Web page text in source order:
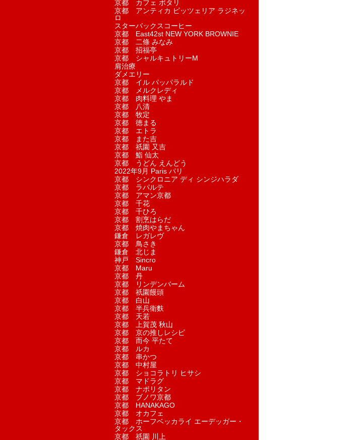
京都 カフェ ポタリ
京都 アンティカ ピッツェリア ラジネッ
ロ
スターバックスコーヒー
京都 East42st NEW YORK BROWNIE
京都 二條 みなみ
京都 招福亭
京都 シャルキュトリーM
肩治療
ダメエリー
京都 イル パッパラルド
京都 メルクレディ
京都 肉料理 やま
京都 八清
京都 牧定
京都 徳まる
京都 エトラ
京都 また吉
京都 祇園 又吉
京都 鮨 仙太
京都 うどん えんどう
2022年9月 Paris パリ
京都 シンクロニア ディ シンジハラダ
京都 ラパルテ
京都 アマン京都
京都 千花
京都 千ひろ
京都 割烹はらだ
京都 焼肉やまちゃん
鎌倉 レガレヴ
京都 鳥さき
鎌倉 北じま
神戸 Sincro
京都 Maru
京都 丹
京都 リンデンバーム
京都 祇園饅頭
京都 白山
京都 半兵衛麩
京都 天若
京都 上賀茂 秋山
京都 京の推しレシピ
京都 而今 平たて
京都 ルカ
京都 串かつ
京都 中村屋
京都 ショコラトリ ヒサシ
京都 マドラグ
京都 ナポリタン
京都 ブノワ京都
京都 HANAKAGO
京都 オカフェ
京都 ホーフベッカライ エーデッガー・
タックス
京都 祇園 川上